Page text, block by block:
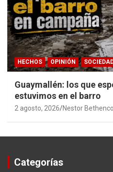
HECHOS OPINIÓN
Guaymallén: los que
estuvimos en el barro
2 agosto, 2026 Nestor
Categorías